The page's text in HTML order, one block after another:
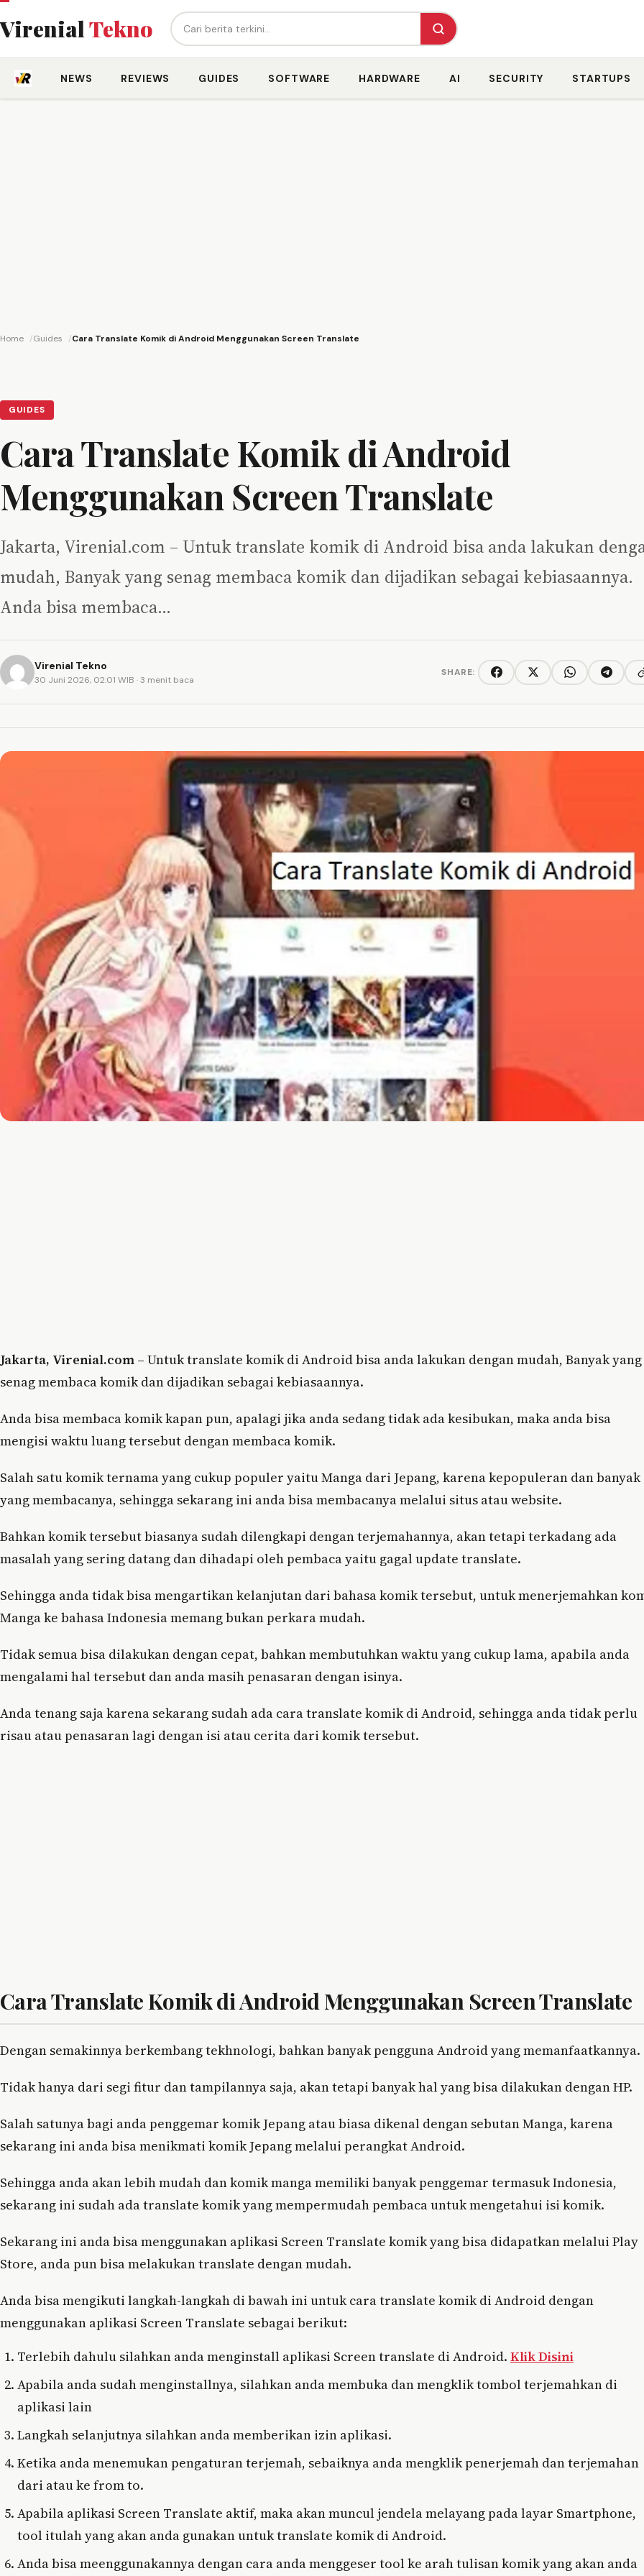
VirenialTekno Cari berita...
NEWS REVIEWS GUIDES SOFTWARE HARDWARE AI SECURITY STARTUPS
Home Guides Cara Translate Komik di Android Menggunakan Screen Translate
GUIDES
Cara Translate Komik di Android
Menggunakan Screen Translate
Jakarta, Virenial.com – Untuk translate komik di Android bisa anda lakukan
mudah, Banyak yang senag membaca komik dan dijadikan sebagai kebiasaannya.
Anda bisa membaca…
Virenial Tekno
30 Juni 2026, 02:01 WIB · 3 menit baca
SHARE: FacebookTwitter/XWhatsAppTelegram
Jakarta, Virenial.com – Untuk translate komik di Android bisa anda lakukan dengan mudah, Banyak yang
senag membaca komik dan dijadikan sebagai kebiasaannya.
Anda bisa membaca komik kapan pun, apalagi jika anda sedang tidak ada kesibukan, maka anda bisa
mengisi waktu luang tersebut dengan membaca komik.
Salah satu komik ternama yang cukup populer yaitu Manga dari Jepang, karena kepopuleran dan banyak
yang membacanya, sehingga sekarang ini anda bisa membacanya melalui situs atau website.
Bahkan komik tersebut biasanya sudah dilengkapi dengan terjemahannya, akan tetapi terkadang ada
masalah yang sering datang dan dihadapi oleh pembaca yaitu gagal update translate.
Sehingga anda tidak bisa mengartikan kelanjutan dari bahasa komik tersebut, untuk menerjemahkan
Manga ke bahasa Indonesia memang bukan perkara mudah.
Tidak semua bisa dilakukan dengan cepat, bahkan membutuhkan waktu yang cukup lama, apabila anda
mengalami hal tersebut dan anda masih penasaran dengan isinya.
Anda tenang saja karena sekarang sudah ada cara translate komik di Android, sehingga anda tidak perlu
risau atau penasaran lagi dengan isi atau cerita dari komik tersebut.
Cara Translate Komik di Android Menggunakan Screen Translate
Dengan semakinnya berkembang tekhnologi, bahkan banyak pengguna Android yang memanfaatkannya.
Tidak hanya dari segi fitur dan tampilannya saja, akan tetapi banyak hal yang bisa dilakukan dengan HP.
Salah satunya bagi anda penggemar komik Jepang atau biasa dikenal dengan sebutan Manga, karena
sekarang ini anda bisa menikmati komik Jepang melalui perangkat Android.
Sehingga anda akan lebih mudah dan komik manga memiliki banyak penggemar termasuk Indonesia,
sekarang ini sudah ada translate komik yang mempermudah pembaca untuk mengetahui isi komik.
Sekarang ini anda bisa menggunakan aplikasi Screen Translate komik yang bisa didapatkan melalui Play
Store, anda pun bisa melakukan translate dengan mudah.
Anda bisa mengikuti langkah-langkah di bawah ini untuk cara translate komik di Android dengan
menggunakan aplikasi Screen Translate sebagai berikut:
Terlebih dahulu silahkan anda menginstall aplikasi Screen translate di Android. Klik Disini
Apabila anda sudah menginstallnya, silahkan anda membuka dan mengklik tombol terjemahkan di
aplikasi lain
Langkah selanjutnya silahkan anda memberikan izin aplikasi.
Ketika anda menemukan pengaturan terjemah, sebaiknya anda mengklik penerjemah dan terjemahan
dari atau ke from to.
Apabila aplikasi Screen Translate aktif, maka akan muncul jendela melayang pada layar Smartphone,
tool itulah yang akan anda gunakan untuk translate komik di Android.
Anda bisa meenggunakannya dengan cara anda menggeser tool ke arah tulisan komik yang akan anda